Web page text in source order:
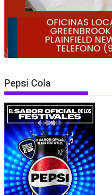
Pepsi Cola